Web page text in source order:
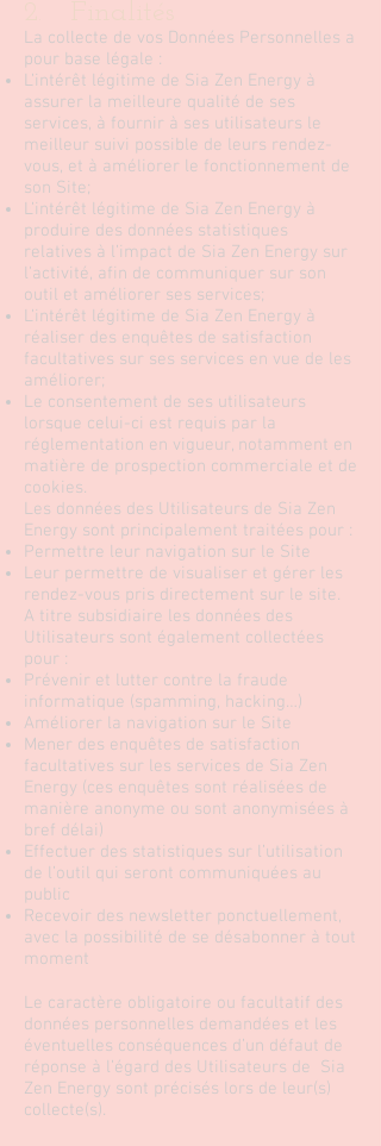
La collecte de vos Données Personnelles a
pour base légale :
L’intérêt légitime de Sia Zen Energy à
assurer la meilleure qualité de ses
services, à fournir à ses utilisateurs le
meilleur suivi possible de leurs rendez-
vous, et à améliorer le fonctionnement de
son Site;
L’intérêt légitime de Sia Zen Energy à
produire des données statistiques
relatives à l’impact de Sia Zen Energy sur
l’activité, afin de communiquer sur son
outil et améliorer ses services;
L’intérêt légitime de Sia Zen Energy à
réaliser des enquêtes de satisfaction
facultatives sur ses services en vue de les
améliorer;
Le consentement de ses utilisateurs
lorsque celui-ci est requis par la
réglementation en vigueur, notamment en
matière de prospection commerciale et de
cookies.
Les données des Utilisateurs de Sia Zen
Energy sont principalement traitées pour :
Permettre leur navigation sur le Site
Leur permettre de visualiser et gérer les
rendez-vous pris directement sur le site.
A titre subsidiaire les données des
Utilisateurs sont également collectées
pour :
Prévenir et lutter contre la fraude
informatique (spamming, hacking…)
Améliorer la navigation sur le Site
Mener des enquêtes de satisfaction
facultatives sur les services de Sia Zen
Energy (ces enquêtes sont réalisées de
manière anonyme ou sont anonymisées à
bref délai)
Effectuer des statistiques sur l’utilisation
de l’outil qui seront communiquées au
public
Recevoir des newsletter ponctuellement,
avec la possibilité de se désabonner à tout
moment
Le caractère obligatoire ou facultatif des
données personnelles demandées et les
éventuelles conséquences d’un défaut de
réponse à l’égard des Utilisateurs de Sia
Zen Energy sont précisés lors de leur(s)
collecte(s).